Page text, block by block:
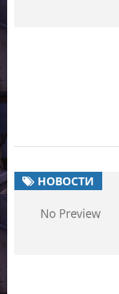
НОВОСТИ